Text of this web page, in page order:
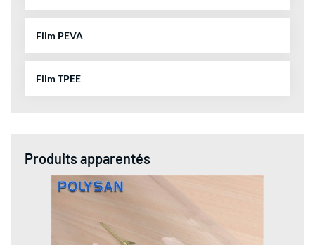
Film PEVA
Film TPEE
Produits apparentés